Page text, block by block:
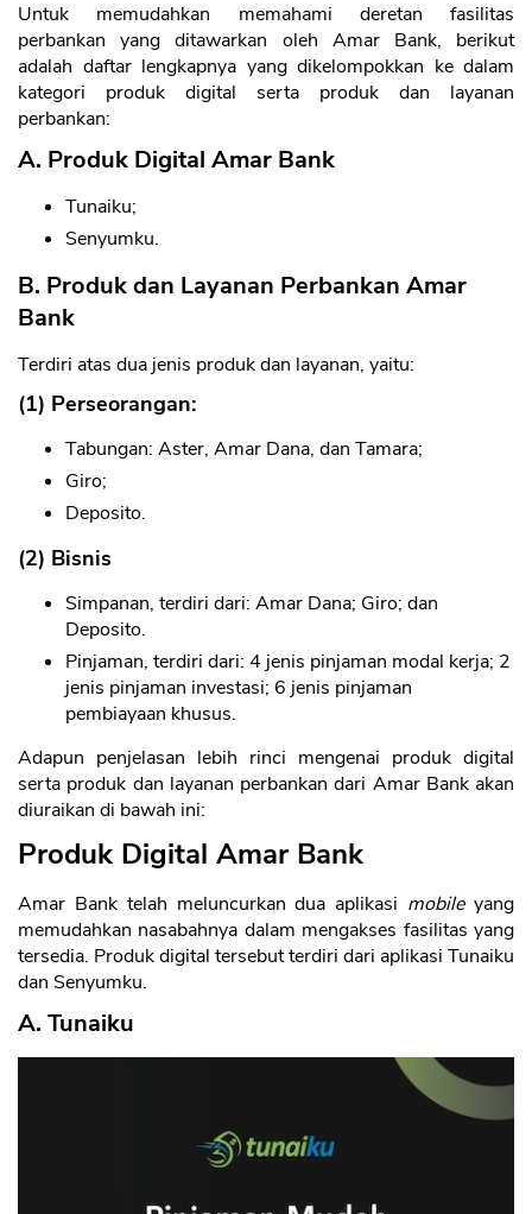
Untuk memudahkan memahami deretan fasilitas
perbankan yang ditawarkan oleh Amar Bank, berikut
adalah daftar lengkapnya yang dikelompokkan ke dalam
kategori produk digital serta produk dan layanan
perbankan:
A. Produk Digital Amar Bank
Tunaiku;
Senyumku.
B. Produk dan Layanan Perbankan Amar
Bank
Terdiri atas dua jenis produk dan layanan, yaitu:
(1) Perseorangan:
Tabungan: Aster, Amar Dana, dan Tamara;
Giro;
Deposito.
(2) Bisnis
Simpanan, terdiri dari: Amar Dana; Giro; dan
Deposito.
Pinjaman, terdiri dari: 4 jenis pinjaman modal kerja; 2
jenis pinjaman investasi; 6 jenis pinjaman
pembiayaan khusus.
Adapun penjelasan lebih rinci mengenai produk digital
serta produk dan layanan perbankan dari Amar Bank akan
diuraikan di bawah ini:
Produk Digital Amar Bank
Amar Bank telah meluncurkan dua aplikasi mobileyang
memudahkan nasabahnya dalam mengakses fasilitas yang
tersedia. Produk digital tersebut terdiri dari aplikasi Tunaiku
dan Senyumku.
A. Tunaiku